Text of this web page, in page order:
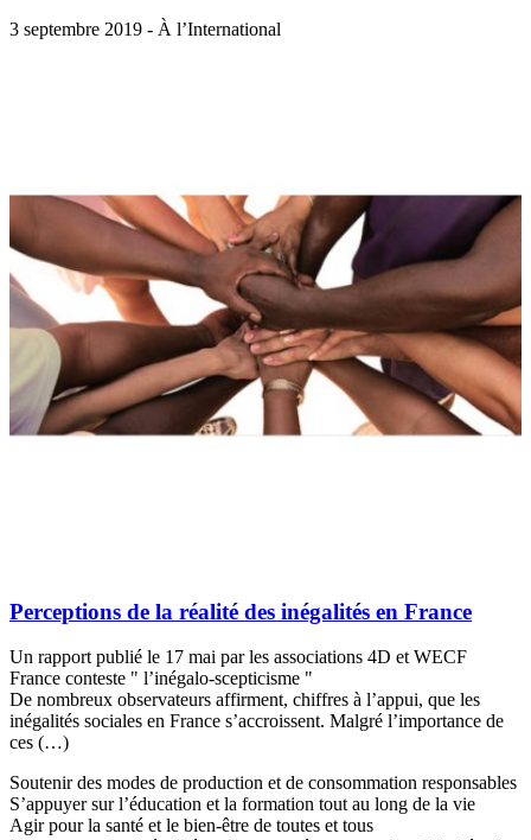
3 septembre 2019 - À l’International
Perceptions de la réalité des inégalités en France
Un rapport publié le 17 mai par les associations 4D et WECF
France conteste " l’inégalo-scepticisme "
De nombreux observateurs affirment, chiffres à l’appui, que les
inégalités sociales en France s’accroissent. Malgré l’importance de
ces (…)
Soutenir des modes de production et de consommation responsables
S’appuyer sur l’éducation et la formation tout au long de la vie
Agir pour la santé et le bien-être de toutes et tous